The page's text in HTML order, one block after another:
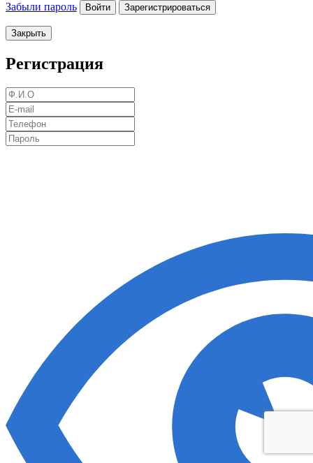
Забыли пароль Войти Зарегистрироваться
Закрыть
Регистрация